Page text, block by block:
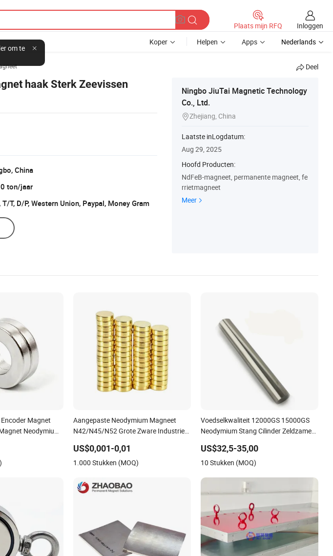
om te
Plaats mijn RFQ
Inloggen
Koper Helpen Apps Nederlands
Deel
haak Sterk Zeevissen
China
ton/jaar
T/T, D/P, Western Union, Paypal, Money Gram
Ningbo JiuTai Magnetic Technology
Co., Ltd.
Zhejiang, China
Laatste inLogdatum:
Aug 29, 2025
Hoofd Producten:
NdFeB-magneet, permanente magneet, fe
rrietmagneet
Meer
Magnet
Neodymium
Aangepaste Neodymium Magneet
N42/N45/N52 Grote Zware Industrieel
Magneet
US$0,001-0,01
1.000 Stukken (MOQ)
Voedselkwaliteit 12000GS 15000GS
Neodymium Stang Cilinder Zeldzame
US$32,5-35,00
10 Stukken (MOQ)